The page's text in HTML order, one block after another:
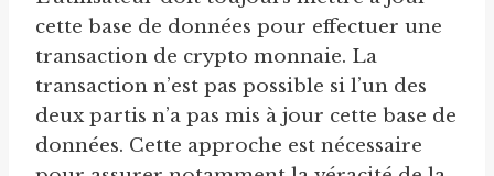
cette base de données pour effectuer une
transaction de crypto monnaie. La
transaction n’est pas possible si l’un des
deux partis n’a pas mis à jour cette base de
données. Cette approche est nécessaire